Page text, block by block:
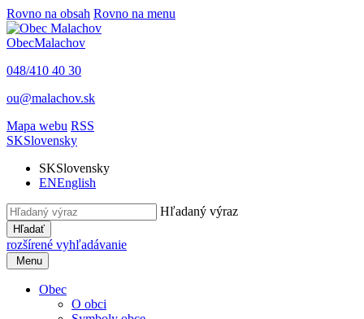
Rovno na obsah Rovno na menu
ObecMalachov
048/410 40 30
ou@malachov.sk
Mapa webu RSS
SKSlovensky
SKSlovensky
ENEnglish
Hľadaný výraz
Hľadať
rozšírené vyhľadávanie
Menu
Obec
O obci